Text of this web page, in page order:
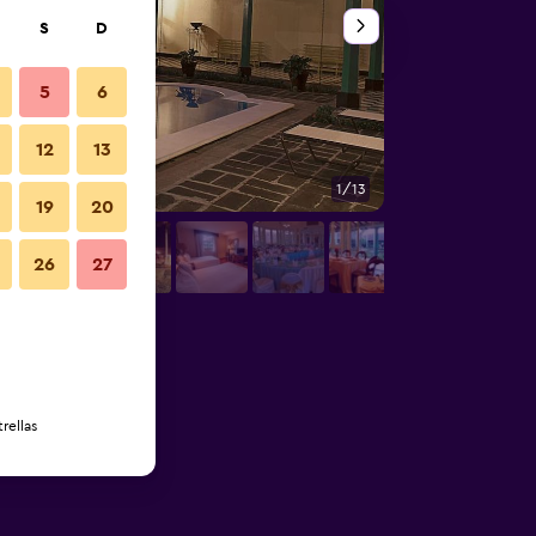
1/13
S D
5 6
12 13
19 20
26 27